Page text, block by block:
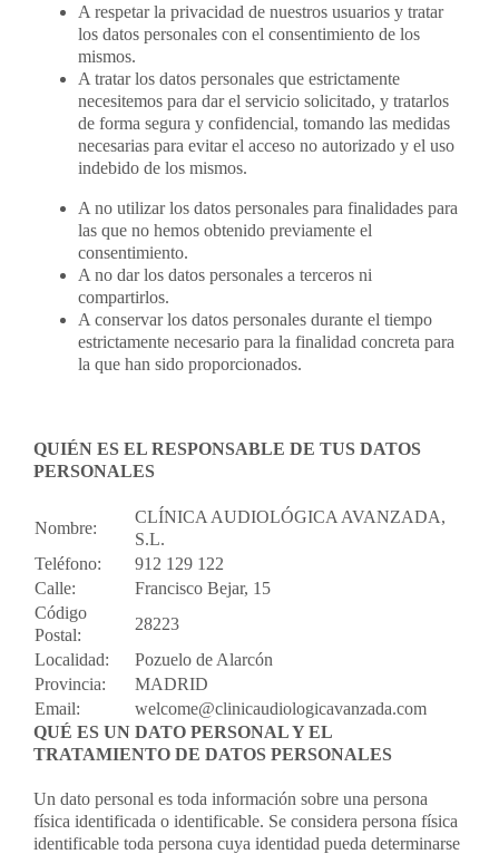
A respetar la privacidad de nuestros usuarios y tratar
los datos personales con el consentimiento de los
mismos.
A tratar los datos personales que estrictamente
necesitemos para dar el servicio solicitado, y tratarlos
de forma segura y confidencial, tomando las medidas
necesarias para evitar el acceso no autorizado y el uso
indebido de los mismos.
A no utilizar los datos personales para finalidades para
las que no hemos obtenido previamente el
consentimiento.
A no dar los datos personales a terceros ni
compartirlos.
A conservar los datos personales durante el tiempo
estrictamente necesario para la finalidad concreta para
la que han sido proporcionados.
QUIÉN ES EL RESPONSABLE DE TUS DATOS
PERSONALES
Nombre:
CLÍNICA AUDIOLÓGICA AVANZADA,
S.L.
Teléfono:
912 129 122
Calle:
Francisco Bejar, 15
Código
Postal:
28223
Localidad:
Pozuelo de Alarcón
Provincia:
MADRID
Email:
welcome@clinicaudiologicavanzada.com
QUÉ ES UN DATO PERSONAL Y EL
TRATAMIENTO DE DATOS PERSONALES
Un dato personal es toda información sobre una persona
física identificada o identificable. Se considera persona física
identificable toda persona cuya identidad pueda determinarse